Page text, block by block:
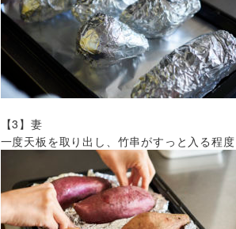
【3】妻
一度天板を取り出し、竹串がすっと入る程